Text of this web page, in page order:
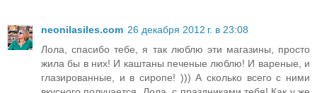
neonilasiles.com 26 декабря 2012 г. в 23:08
Лола, спасибо тебе, я так люблю эти магазины, просто
жила бы в них! И каштаны печеные люблю! И вареные, и
глазированные, и в сиропе! ))) А сколько всего с ними